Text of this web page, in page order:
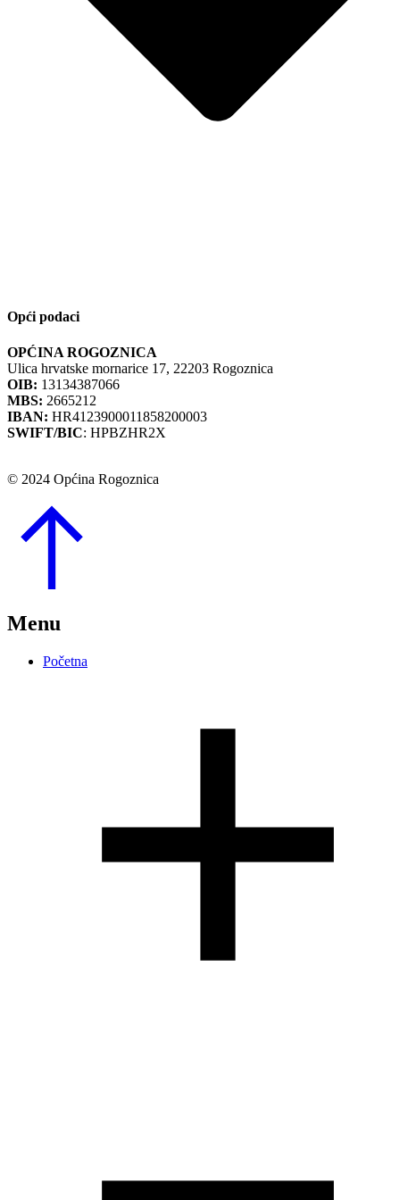
Opći podaci
OPĆINA ROGOZNICA
Ulica hrvatske mornarice 17, 22203 Rogoznica
OIB: 13134387066
MBS: 2665212
IBAN: HR4123900011858200003
SWIFT/BIC: HPBZHR2X
© 2024 Općina Rogoznica
Menu
Početna